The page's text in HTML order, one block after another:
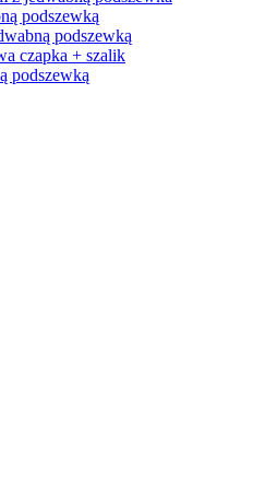
podszewką
podszewką
czapka + szalik
podszewką